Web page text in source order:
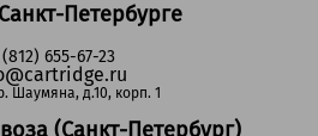
Петербурге
(812) 655-67-23
Шаумяна, д.10, корп. 1
(Санкт-Петербург)